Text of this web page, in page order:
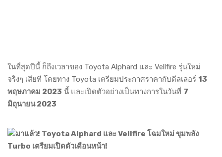
ในที่สุดปีนี้ ก็ถึงเวลาของ Toyota Alphard และ Vellfire รุ่นใหม่
จริงๆ เสียที โดยทาง Toyota เตรียมประกาศราคากับดีลเลอร์ 13
พฤษภาคม 2023 นี้ และเปิดตัวอย่างเป็นทางการในวันที่ 7
มิถุนายน 2023